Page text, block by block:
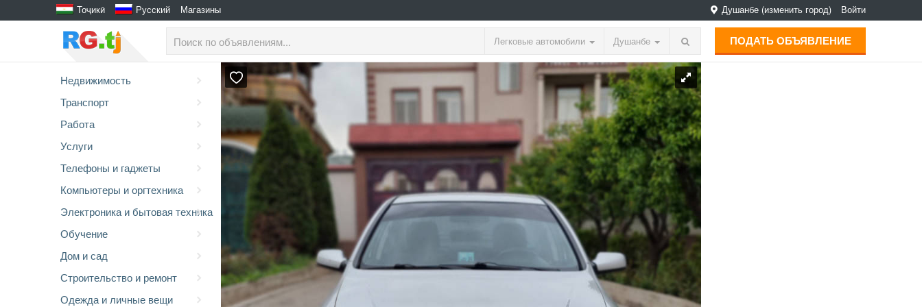
Тоҷикӣ Русский Магазины Душанбе (изменить город) Войти
Легковые автомобили Душанбе ПОДАТЬ ОБЪЯВЛЕНИЕ
Недвижимость
Транспорт
Работа
Услуги
Телефоны и гаджеты
Компьютеры и оргтехника
Электроника и бытовая техника
Обучение
Дом и сад
Строительство и ремонт
Одежда и личные вещи